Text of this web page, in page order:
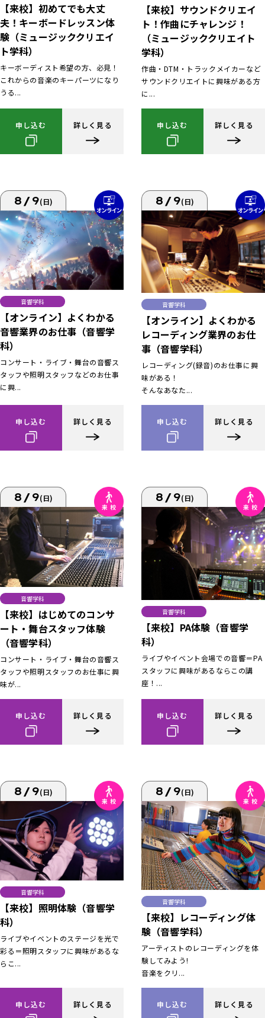
【来校】初めてでも大丈
夫！キーボードレッスン体
験（ミュージッククリエイ
ト学科）
キーボーディスト希望の方、必見！
これからの音楽のキーパーツになり
うる...
申し込む 詳しく見る
【来校】サウンドクリエイ
ト！作曲にチャレンジ！
（ミュージッククリエイト
学科）
作曲・DTM・トラックメイカーなど
サウンドクリエイトに興味がある方
に...
申し込む 詳しく見る
8/9(日)
音響学科
【オンライン】よくわかる
音響業界のお仕事（音響学
科）
コンサート・ライブ・舞台の音響ス
タッフや照明スタッフなどのお仕事
に興...
申し込む 詳しく見る
8/9(日)
音響学科
【オンライン】よくわかる
レコーディング業界のお仕
事（音響学科）
レコーディング(録音)のお仕事に興
味がある！
そんなあなた...
申し込む 詳しく見る
8/9(日)
音響学科
【来校】はじめてのコンサ
ート・舞台スタッフ体験
（音響学科）
コンサート・ライブ・舞台の音響ス
タッフや照明スタッフのお仕事に興
味が...
申し込む 詳しく見る
8/9(日)
音響学科
【来校】PA体験（音響学
科）
ライブやイベント会場での音響＝PA
スタッフに興味があるならこの講
座！...
申し込む 詳しく見る
8/9(日)
音響学科
【来校】照明体験（音響学
科）
ライブやイベントのステージを光で
彩る＝照明スタッフに興味があるな
らこ...
申し込む 詳しく見る
8/9(日)
音響学科
【来校】レコーディング体
験（音響学科）
アーティストのレコーディングを体
験してみよう!
音楽をクリ...
申し込む 詳しく見る